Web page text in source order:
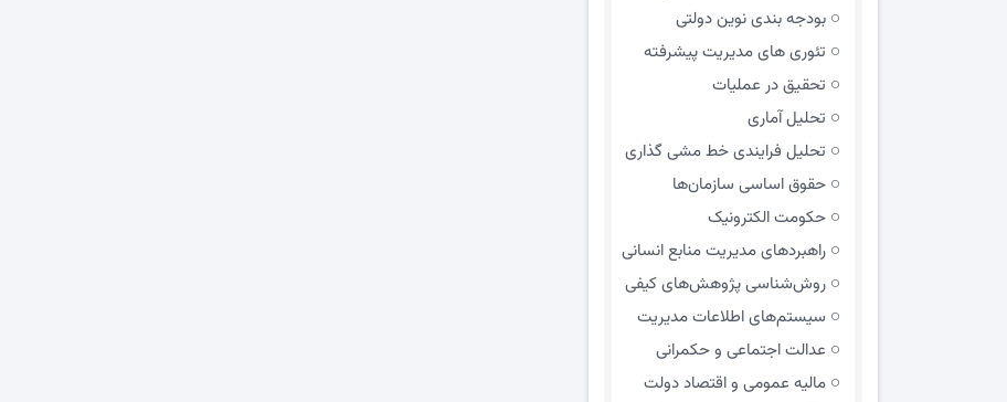
بودجه بندی نوین دولتی
تئوری های مدیریت پیشرفته
تحقیق در عملیات
تحلیل آماری
تحلیل فرایندی خط مشی گذاری
حقوق اساسی سازمان‌ها
حکومت الکترونیک
راهبردهای مدیریت منابع انسانی
روش‌شناسی پژوهش‌های کیفی
سیستم‌های اطلاعات مدیریت
عدالت اجتماعی و حکمرانی
مالیه عمومی و اقتصاد دولت